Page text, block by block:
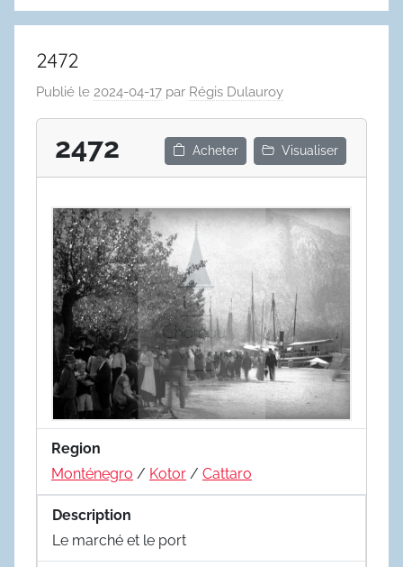
2472
Publié le 2024-04-17 par Régis Dulauroy
2472 Acheter Visualiser
Region
Monténegro / Kotor / Cattaro
Description
Le marché et le port